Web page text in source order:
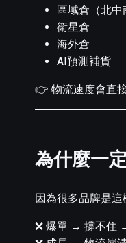
區域倉（北中
衛星倉
海外倉
AI預測補貨
👉 物流速度會直
為什麼一
因為很多品牌是這
❌ 爆單 → 撐不住